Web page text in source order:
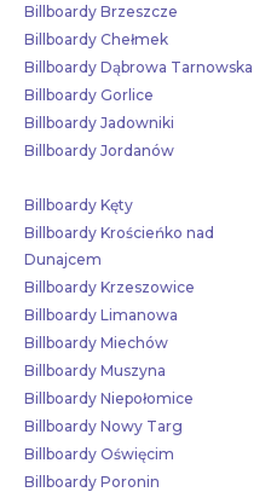
Billboardy Brzeszcze
Billboardy Chełmek
Billboardy Dąbrowa Tarnowska
Billboardy Gorlice
Billboardy Jadowniki
Billboardy Jordanów
Billboardy Kęty
Billboardy Krościeńko nad
Dunajcem
Billboardy Krzeszowice
Billboardy Limanowa
Billboardy Miechów
Billboardy Muszyna
Billboardy Niepołomice
Billboardy Nowy Targ
Billboardy Oświęcim
Billboardy Poronin